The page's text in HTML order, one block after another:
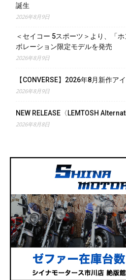
誕生
2026年8月9日
＜セイコー 5スポーツ＞より、「
ボレーション限定モデルを発売
2026年8月9日
【CONVERSE】2026年8月新作ア
2026年8月9日
NEW RELEASE〈LEMTOSH
2026年8月8日